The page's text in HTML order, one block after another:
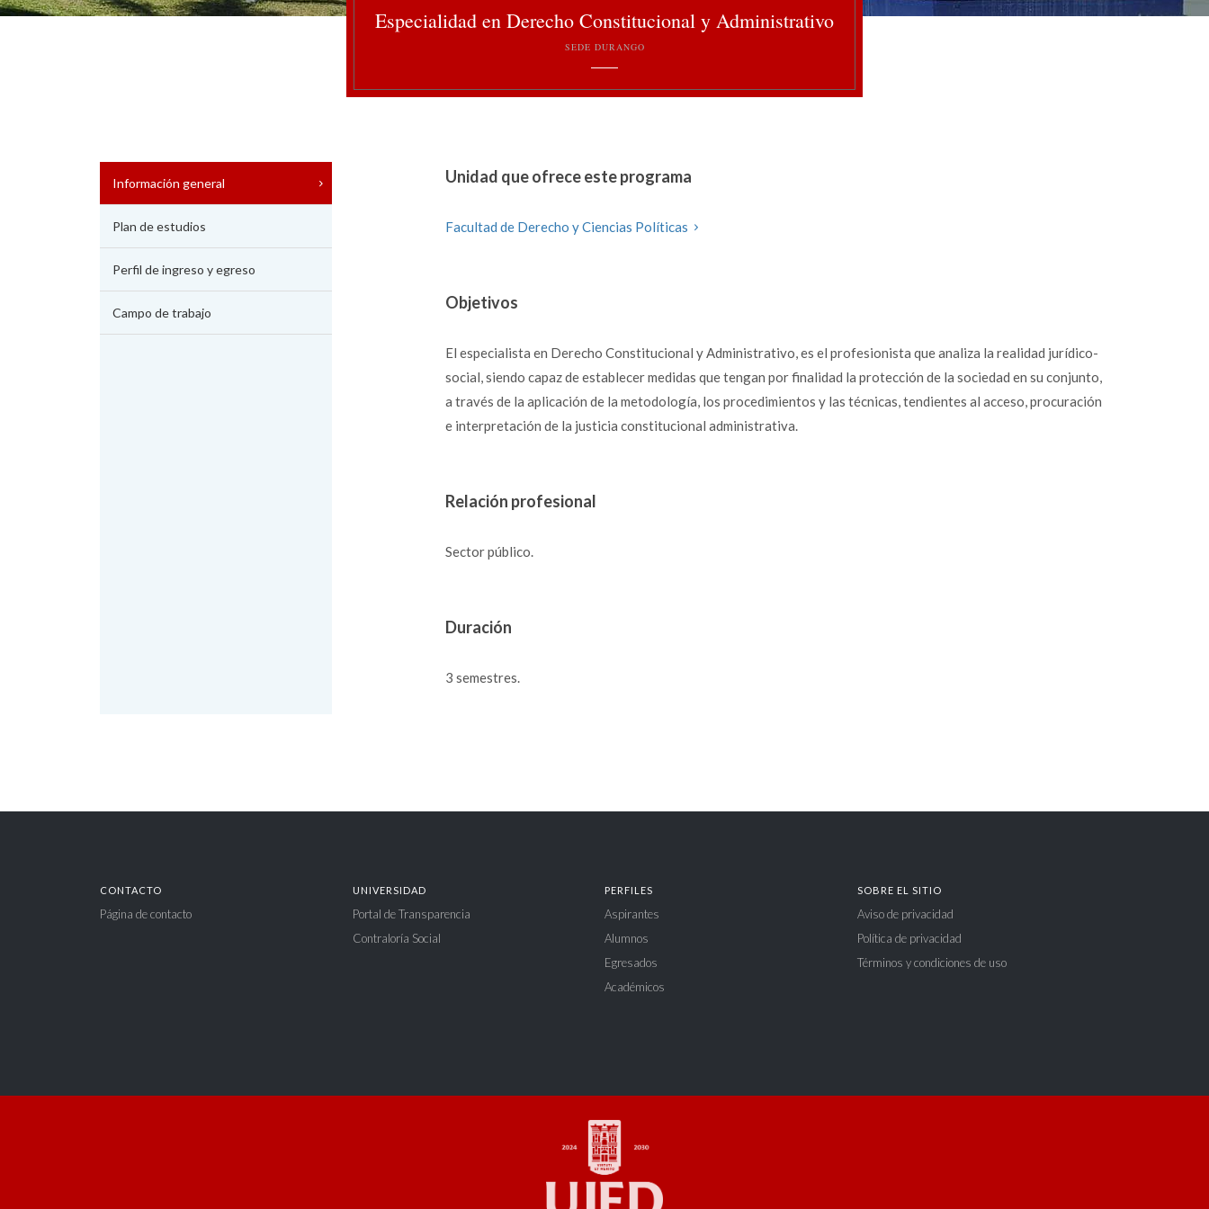
Especialidad en Derecho Constitucional y Administrativo
SEDE DURANGO
Información general
Plan de estudios
Perfil de ingreso y egreso
Campo de trabajo
Unidad que ofrece este programa
Facultad de Derecho y Ciencias Políticas
Objetivos
El especialista en Derecho Constitucional y Administrativo, es el profesionista que analiza la realidad jurídico-
social, siendo capaz de establecer medidas que tengan por finalidad la protección de la sociedad en su conjunto,
a través de la aplicación de la metodología, los procedimientos y las técnicas, tendientes al acceso, procuración
e interpretación de la justicia constitucional administrativa.
Relación profesional
Sector público.
Duración
3 semestres.
CONTACTO
Página de contacto
UNIVERSIDAD
Portal de Transparencia
Contraloría Social
PERFILES
Aspirantes
Alumnos
Egresados
Académicos
SOBRE EL SITIO
Aviso de privacidad
Política de privacidad
Términos y condiciones de uso